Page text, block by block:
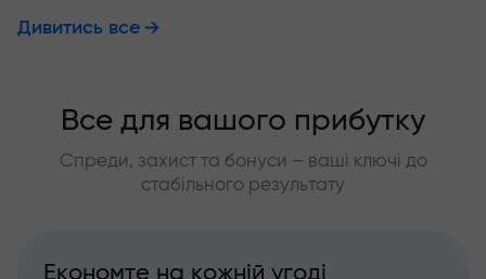
Дивитись все
Все для вашого прибутку
Спреди, захист та бонуси – ваші ключі до
стабільного результату
Економте на кожній угоді